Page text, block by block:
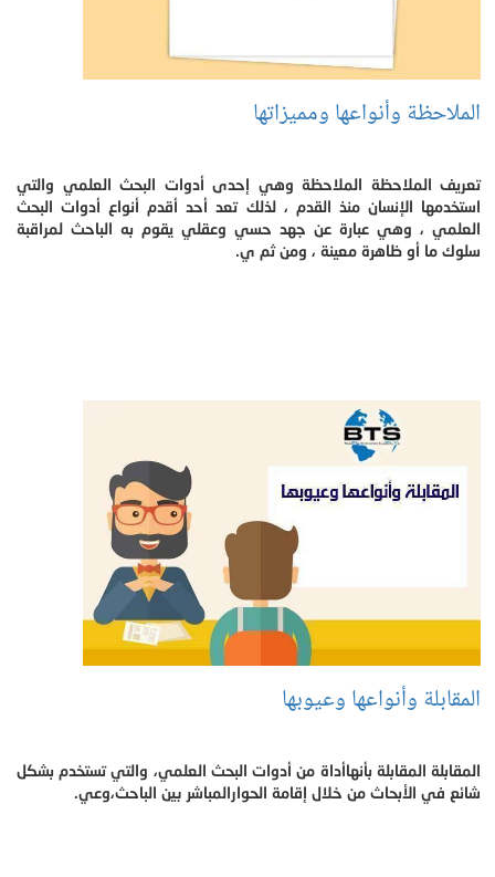
الملاحظة وأنواعها ومميزاتها
تعريف الملاحظة الملاحظة وهي إحدى أدوات البحث العلمي والتي
استخدمها الإنسان منذ القدم ، لذلك تعد أحد أقدم أنواع أدوات البحث
العلمي ، وهي عبارة عن جهد حسي وعقلي يقوم به الباحث لمراقبة
سلوك ما أو ظاهرة معينة ، ومن ثم ي.
المقابلة وأنواعها وعيوبها
المقابلة المقابلة بأنهاأداة من أدوات البحث العلمي، والتي تستخدم بشكل
شائع في الأبحاث من خلال إقامة الحوارالمباشر بين الباحث،وعي.